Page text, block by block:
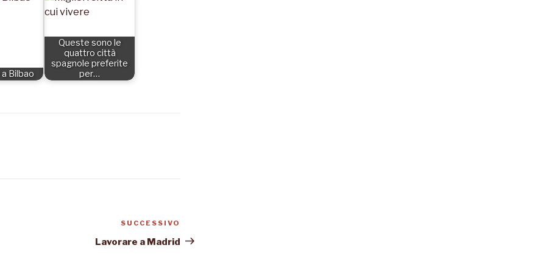
Bilbao
Queste sono le
quattro città
spagnole preferite
per…
successivo
SUCCESSIVO
Lavorare a Madrid